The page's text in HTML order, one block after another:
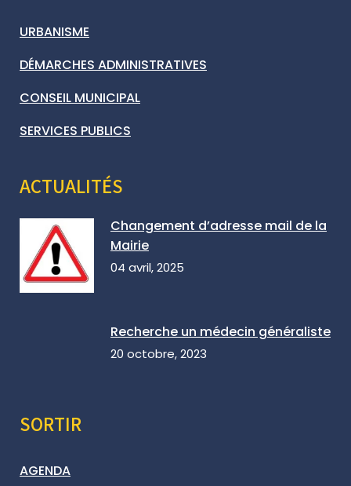
URBANISME
DÉMARCHES ADMINISTRATIVES
CONSEIL MUNICIPAL
SERVICES PUBLICS
ACTUALITÉS
Changement d’adresse mail de la
Mairie
04 avril, 2025
Recherche un médecin généraliste
20 octobre, 2023
SORTIR
AGENDA